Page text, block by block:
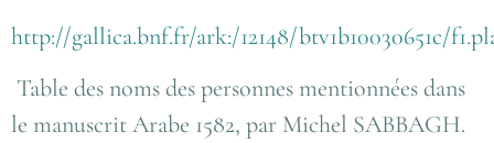
http://gallica.bnf.fr/ark:/12148/btv1b10030651c/
Table des noms des personnes mentionnées dans
le manuscrit Arabe 1582, par Michel SABBAGH.